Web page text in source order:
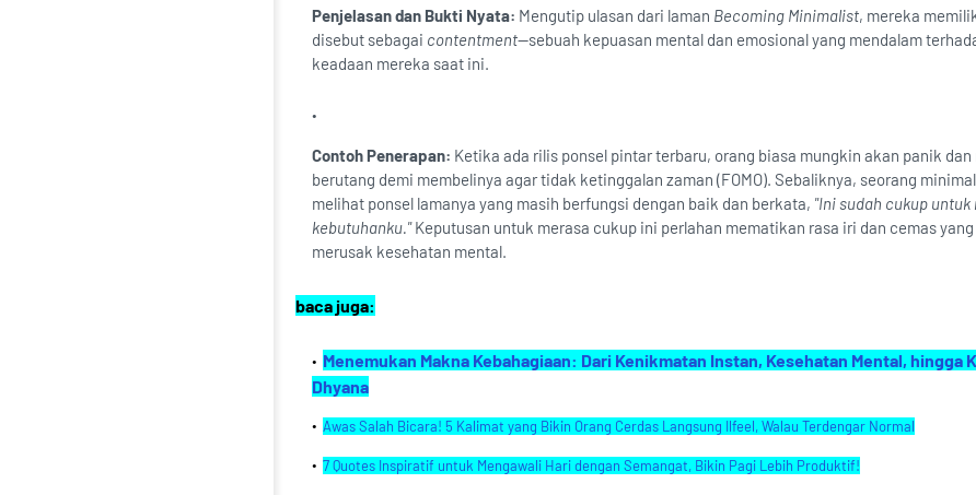
Penjelasan dan Bukti Nyata: Mengutip ulasan dari laman Becoming Minimalist, mereka
disebut sebagai contentment—sebuah kepuasan mental dan emosional yang mendalam
keadaan mereka saat ini.
Contoh Penerapan: Ketika ada rilis ponsel pintar terbaru, orang biasa mungkin akan panik dan
berutang demi membelinya agar tidak ketinggalan zaman (FOMO). Sebaliknya, seorang
melihat ponsel lamanya yang masih berfungsi dengan baik dan berkata, "Ini sudah cukup
kebutuhanku."Keputusan untuk merasa cukup ini perlahan mematikan rasa iri dan cemas
merusak kesehatan mental.
baca juga:
Menemukan Makna Kebahagiaan: Dari Kenikmatan Instan, Kesehatan Mental, hingga
Dhyana
Awas Salah Bicara! 5 Kalimat yang Bikin Orang Cerdas Langsung Ilfeel, Walau Terdengar Normal
7 Quotes Inspiratif untuk Mengawali Hari dengan Semangat, Bikin Pagi Lebih Produktif!